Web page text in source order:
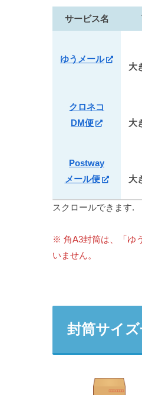
サービス名
ゆうメール
大
クロネコ
DM便
大
Postway
メール便
大
スクロールできます.
※ 角A3封筒は、「ゆ
いません。
封筒サイ